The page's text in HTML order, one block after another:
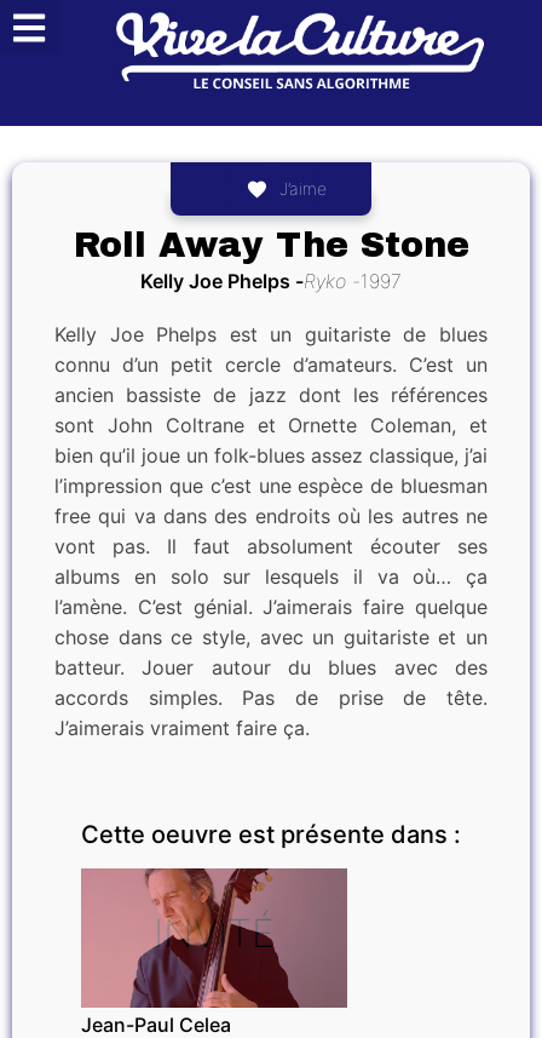
J’aime
Roll Away The Stone
Kelly Joe Phelps Ryko 1997
Kelly Joe Phelps est un guitariste de blues
connu d’un petit cercle d’amateurs. C’est un
ancien bassiste de jazz dont les références
sont John Coltrane et Ornette Coleman, et
bien qu’il joue un folk-blues assez classique, j’ai
l’impression que c’est une espèce de bluesman
free qui va dans des endroits où les autres ne
vont pas. Il faut absolument écouter ses
albums en solo sur lesquels il va où… ça
l’amène. C’est génial. J’aimerais faire quelque
chose dans ce style, avec un guitariste et un
batteur. Jouer autour du blues avec des
accords simples. Pas de prise de tête.
J’aimerais vraiment faire ça.
Cette oeuvre est présente dans :
INVITÉ
Jean-Paul Celea